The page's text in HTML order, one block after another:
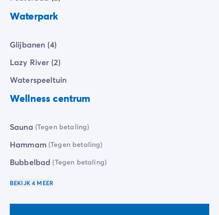
Waterpark
Glijbanen (4)
Lazy River (2)
Waterspeeltuin
Wellness centrum
Sauna (Tegen betaling)
Hammam (Tegen betaling)
Bubbelbad (Tegen betaling)
BEKIJK 4 MEER